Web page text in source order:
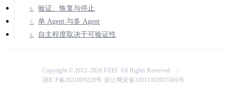
验证、恢复与停止
单 Agent 与多 Agent
自主程度取决于可验证性
Copyright © 2012–2026 FEEI All Rights Reserved
浙ICP备2021009229号 ·浙公网安备33011002015586号